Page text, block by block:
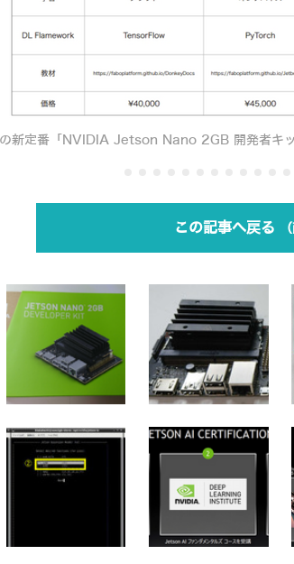
新定番「NVIDIA Jetson Nano 2GB 開発者キ
この記事へ戻る